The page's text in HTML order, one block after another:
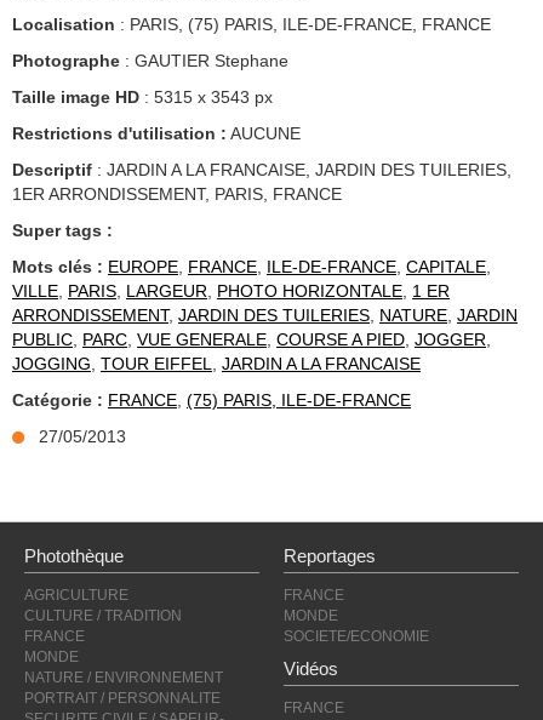
Localisation : PARIS, (75) PARIS, ILE-DE-FRANCE, FRANCE
Photographe : GAUTIER Stephane
Taille image HD : 5315 x 3543 px
Restrictions d'utilisation : AUCUNE
Descriptif : JARDIN A LA FRANCAISE, JARDIN DES TUILERIES,
1ER ARRONDISSEMENT, PARIS, FRANCE
Super tags :
Mots clés : EUROPE, FRANCE, ILE-DE-FRANCE, CAPITALE,
VILLE, PARIS, LARGEUR, PHOTO HORIZONTALE, 1 ER
ARRONDISSEMENT, JARDIN DES TUILERIES, NATURE, JARDIN
PUBLIC, PARC, VUE GENERALE, COURSE A PIED, JOGGER,
JOGGING, TOUR EIFFEL, JARDIN A LA FRANCAISE
Catégorie : FRANCE, (75) PARIS, ILE-DE-FRANCE
27/05/2013
Photothèque
AGRICULTURE
CULTURE / TRADITION
FRANCE
MONDE
NATURE / ENVIRONNEMENT
PORTRAIT / PERSONNALITE
Reportages
FRANCE
MONDE
SOCIETE/ECONOMIE
Vidéos
FRANCE